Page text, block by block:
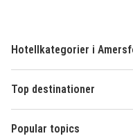
Hotellkategorier i
Top destinationer
Popular topics